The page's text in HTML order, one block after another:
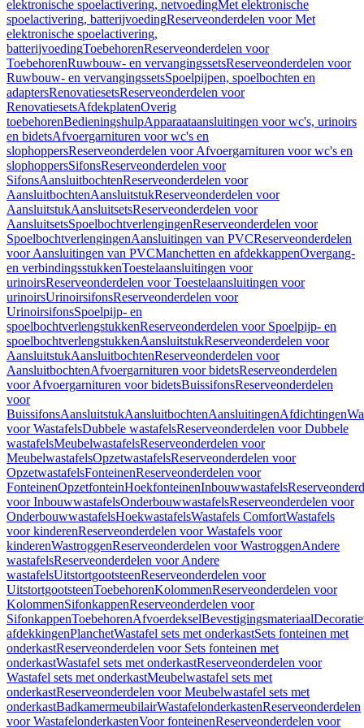
elektronische spoelactivering, netvoedingMet elektronische
spoelactivering, batterijvoedingReserveonderdelen voor Met
elektronische spoelactivering,
batterijvoedingToebehorenReserveonderdelen voor
ToebehorenRuwbouw- en vervangingssetsReserveonderdelen voor
Ruwbouw- en vervangingssetsSpoelpijpen, spoelbochten en
adaptersRenovatiesetsReserveonderdelen voor
RenovatiesetsAfdekplatenOverig
toebehorenBedieningshulpApparaataansluitingen voor wc's, urinoirs
en bidetsAfvoergarnituren voor wc's en
slophoppersReserveonderdelen voor Afvoergarnituren voor wc's en
slophoppersSifonsReserveonderdelen voor
SifonsAansluitbochtenReserveonderdelen voor
AansluitbochtenAansluitstukReserveonderdelen voor
AansluitstukAansluitsetsReserveonderdelen voor
AansluitsetsSpoelbochtverlengingenReserveonderdelen voor
SpoelbochtverlengingenAansluitingen van PVCReserveonderdelen
voor Aansluitingen van PVCManchetten en afdekkappenOvergang-
en verbindingsstukkenToestelaansluitingen voor
urinoirsReserveonderdelen voor Toestelaansluitingen voor
urinoirsUrinoirsifonsReserveonderdelen voor
UrinoirsifonsSpoelpijp- en
spoelbochtverlengstukkenReserveonderdelen voor Spoelpijp- en
spoelbochtverlengstukkenAansluitstukReserveonderdelen voor
AansluitstukAansluitbochtenReserveonderdelen voor
AansluitbochtenAfvoergarnituren voor bidetsReserveonderdelen
voor Afvoergarnituren voor bidetsBuissifonsReserveonderdelen
voor
BuissifonsAansluitstukAansluitbochtenAansluitingenAfdichtingen
voor WastafelsDubbele wastafelsReserveonderdelen voor Dubbele
wastafelsMeubelwastafelsReserveonderdelen voor
MeubelwastafelsOpzetwastafelsReserveonderdelen voor
OpzetwastafelsFonteinenReserveonderdelen voor
FonteinenOpzetfonteinHoekfonteinenInbouwwastafels
voor InbouwwastafelsOnderbouwwastafelsReserveonderdelen voor
OnderbouwwastafelsHoekwastafelsWastafels ComfortWastafels
voor kinderenReserveonderdelen voor Wastafels voor
kinderenWastroggenReserveonderdelen voor WastroggenAndere
wastafelsReserveonderdelen voor Andere
wastafelsUitstortgootsteenReserveonderdelen voor
UitstortgootsteenToebehorenKolommenReserveonderdelen voor
KolommenSifonkappenReserveonderdelen voor
SifonkappenToebehorenAfvoerdekselBevestigingsmateriaal
afdekkingenPlanchetWastafel sets met onderkastSets fonteinen met
onderkastReserveonderdelen voor Sets fonteinen met
onderkastWastafel sets met onderkastReserveonderdelen voor
Wastafel sets met onderkastMeubelwastafel sets met
onderkastReserveonderdelen voor Meubelwastafel sets met
onderkastBadkamermeubilairWastafelonderkastenReserveonderdelen
voor WastafelonderkastenVoor fonteinenReserveonderdelen voor